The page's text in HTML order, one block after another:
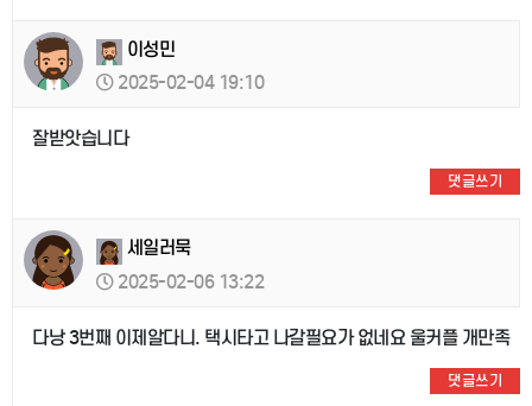
이성민
2025-02-04 19:10
잘받앗습니다
댓글쓰기
세일러묵
2025-02-06 13:22
다낭 3번째 이제알다니. 택시타고 나갈필요가 없네요 울커플 개만족
댓글쓰기